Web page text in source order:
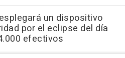
un dispositivo
por el eclipse del día
efectivos